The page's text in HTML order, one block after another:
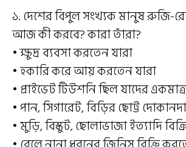
১. দেশের বিপুল সংখ্যক মানুষ রুজি-
আজ কী করবে? কারা তাঁরা?
• ক্ষুদ্র ব্যবসা করতেন যারা
• হকারি করে আয় করতেন যারা
• প্রাইভেট টিউশনি ছিল যাদের
• পান, সিগারেট, বিড়ির ছোট্ট
• মুড়ি, বিস্কুট, ছোলাভাজা ইত্যাদি